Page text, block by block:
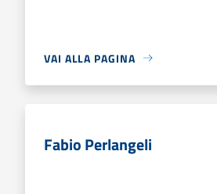
VAI ALLA PAGINA
Fabio Perlangeli